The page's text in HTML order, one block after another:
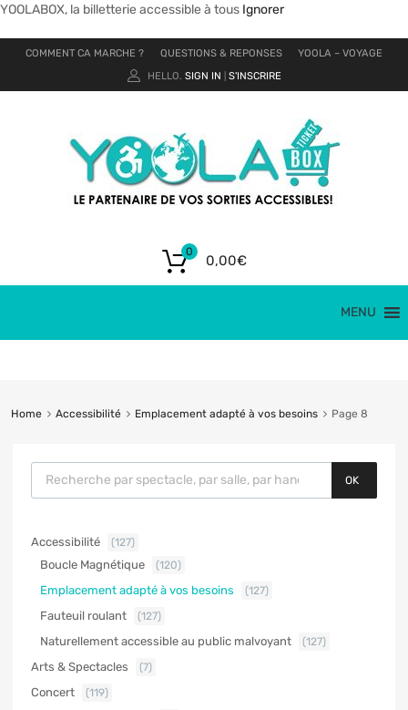
YOOLABOX, la billetterie accessible à tous Ignorer
COMMENT CA MARCHE ? QUESTIONS & REPONSES
YOOLA – VOYAGE
HELLO. SIGN IN S'INSCRIRE
0,00€
0
MENU
Home Accessibilité Emplacement adapté à vos besoins Page 8
OK
Accessibilité (127)
Boucle Magnétique (120)
Emplacement adapté à vos besoins (127)
Fauteuil roulant (127)
Naturellement accessible au public malvoyant (127)
Arts & Spectacles (7)
Concert (119)